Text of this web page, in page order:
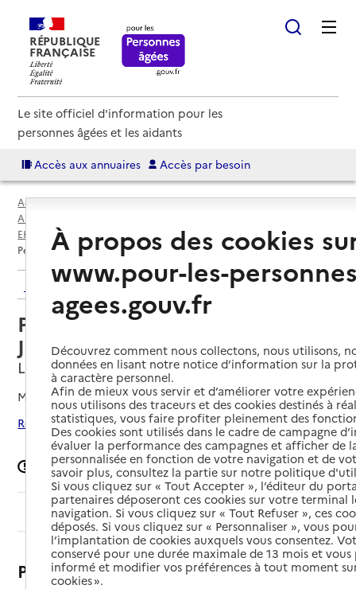
RÉPUBLIQUE
FRANÇAISE
Le site officiel d'information pour les
personnes âgées et les aidants
Accès aux annuaires Accès par besoin
Accueil
Espace annuaire
Annuaire EHPAD et maisons de retraite
EHPAD par département
Nord (59)
Petite unité de vie - DCPA Les Jardins de la Treille
Retour aux résultats de l'annuaire
Petite unité de vie - DCPA Les
Jardins de la Treille
Lille, NORD
Mis à jour le13/09/2024
Rechercher les établissements autour de Lille
Signaler une erreur
Sommaire
Présentation
À propos des cookies
www.pour-les-
agees.gouv.fr
Découvrez comment nous collectons, nous utilisons,
données en lisant notre notice d’information sur la
à caractère personnel.
Afin de mieux vous servir et d’améliorer votre
nous utilisons des traceurs et des cookies destinés à
statistiques, vous faire profiter pleinement des
Des cookies sont utilisés dans le cadre de campagne
évaluer la performance des campagnes et afficher de
personnalisée en fonction de votre navigation et de
savoir plus, consultez la partie sur notre politique
Si vous cliquez sur « Tout Accepter », l’éditeur du
partenaires déposeront ces cookies sur votre terminal
navigation. Si vous cliquez sur « Tout Refuser », ces
déposés. Si vous cliquez sur « Personnaliser », vous
l’implantation de cookies auxquels vous consentez.
conservé pour une durée maximale de 13 mois et
informé et modifier vos préférences à tout moment
cookies ».